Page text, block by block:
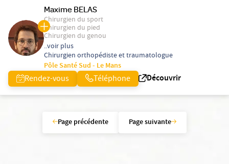
Maxime BELAS
Chirurgien du sport
Chirurgien du pied
Chirurgien du genou
..voir plus
Chirurgien orthopédiste et traumatologue
Pôle Santé Sud - Le Mans
Rendez-vous Téléphone Découvrir
Page précédente Page suivante